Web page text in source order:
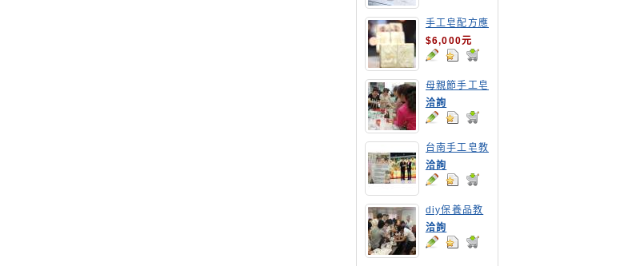
手工皂配方應
用班
$6,000元
母親節手工皂
教學
洽詢
台南手工皂教
學,高雄手工
皂教學
洽詢
diy保養品教
學-台南高工
教職員DIY乳
液教學
洽詢